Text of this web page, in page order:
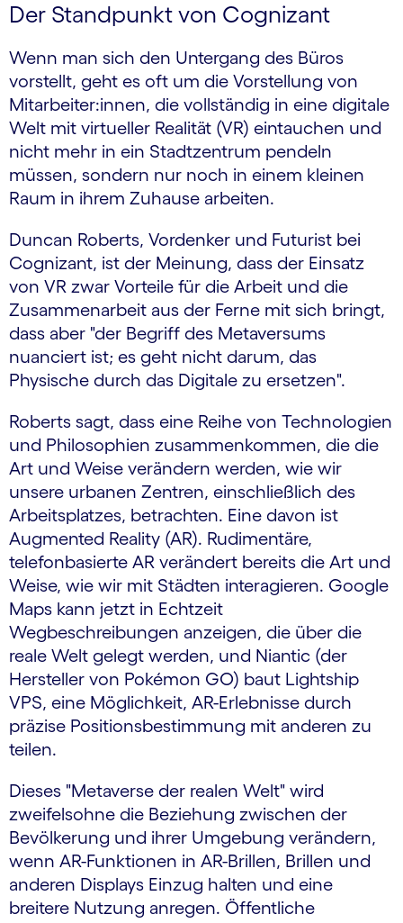
Der Standpunkt von Cognizant
Wenn man sich den Untergang des Büros
vorstellt, geht es oft um die Vorstellung von
Mitarbeiter:innen, die vollständig in eine digitale
Welt mit virtueller Realität (VR) eintauchen und
nicht mehr in ein Stadtzentrum pendeln
müssen, sondern nur noch in einem kleinen
Raum in ihrem Zuhause arbeiten.
Duncan Roberts, Vordenker und Futurist bei
Cognizant, ist der Meinung, dass der Einsatz
von VR zwar Vorteile für die Arbeit und die
Zusammenarbeit aus der Ferne mit sich bringt,
dass aber "der Begriff des Metaversums
nuanciert ist; es geht nicht darum, das
Physische durch das Digitale zu ersetzen".
Roberts sagt, dass eine Reihe von Technologien
und Philosophien zusammenkommen, die die
Art und Weise verändern werden, wie wir
unsere urbanen Zentren, einschließlich des
Arbeitsplatzes, betrachten. Eine davon ist
Augmented Reality (AR). Rudimentäre,
telefonbasierte AR verändert bereits die Art und
Weise, wie wir mit Städten interagieren. Google
Maps kann jetzt in Echtzeit
Wegbeschreibungen anzeigen, die über die
reale Welt gelegt werden, und Niantic (der
Hersteller von Pokémon GO) baut Lightship
VPS, eine Möglichkeit, AR-Erlebnisse durch
präzise Positionsbestimmung mit anderen zu
teilen.
Dieses "Metaverse der realen Welt" wird
zweifelsohne die Beziehung zwischen der
Bevölkerung und ihrer Umgebung verändern,
wenn AR-Funktionen in AR-Brillen, Brillen und
anderen Displays Einzug halten und eine
breitere Nutzung anregen. Öffentliche